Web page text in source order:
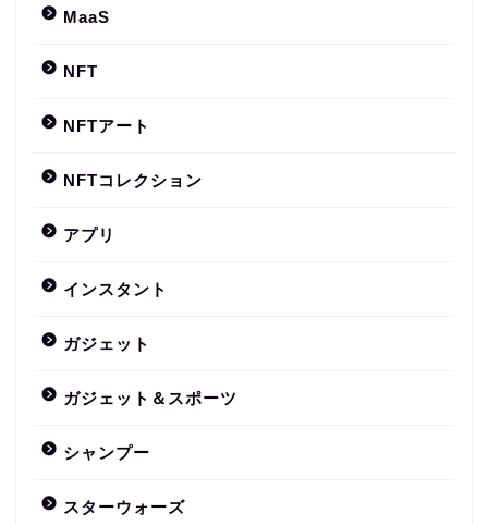
MaaS
NFT
NFTアート
NFTコレクション
アプリ
インスタント
ガジェット
ガジェット＆スポーツ
シャンプー
スターウォーズ